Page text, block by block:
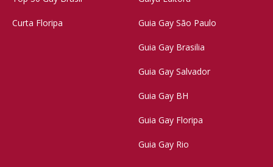
Curta Floripa Guia Gay São Paulo
Guia Gay Brasilia
Guia Gay Salvador
Guia Gay BH
Guia Gay Floripa
Guia Gay Rio